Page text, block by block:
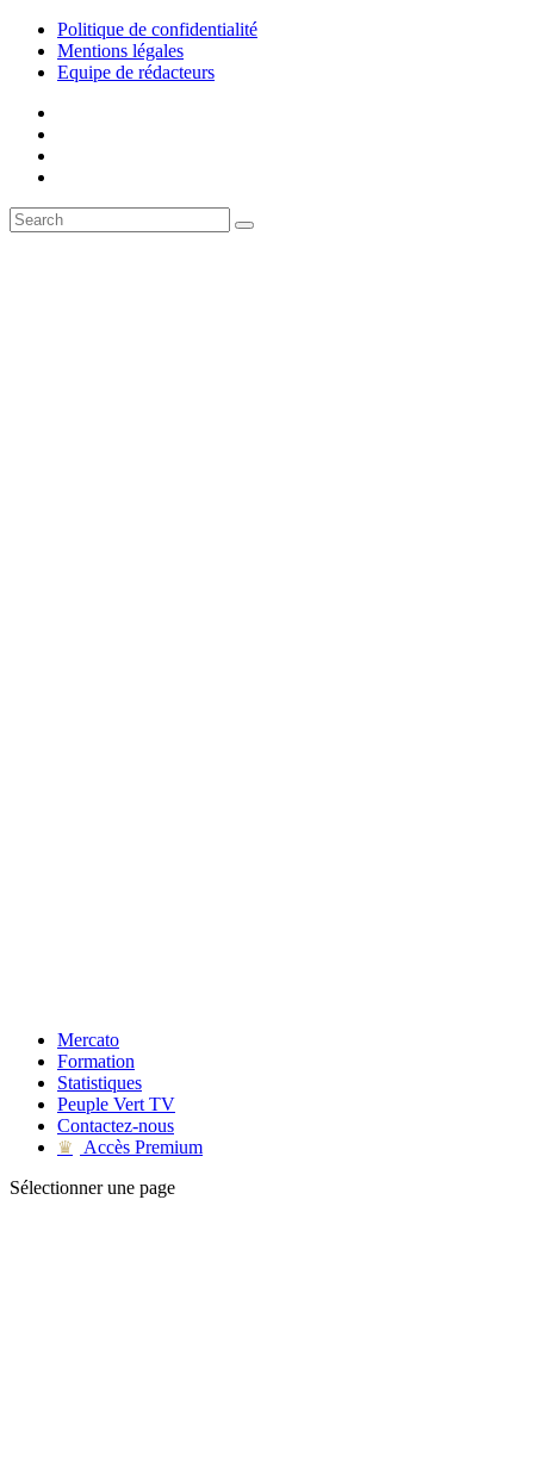
Politique de confidentialité
Mentions légales
Equipe de rédacteurs
Mercato
Formation
Statistiques
Peuple Vert TV
Contactez-nous
♛
Accès Premium
Sélectionner une page